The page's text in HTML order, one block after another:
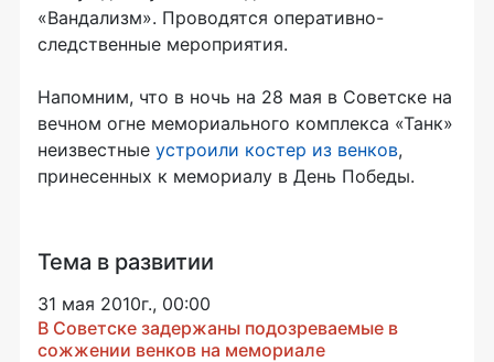
«Вандализм». Проводятся оперативно-
следственные мероприятия.
Напомним, что в ночь на 28 мая в Советске на
вечном огне мемориального комплекса «Танк»
неизвестные устроили костер из венков,
принесенных к мемориалу в День Победы.
Тема в развитии
31 мая 2010г., 00:00
В Советске задержаны подозреваемые в
сожжении венков на мемориале